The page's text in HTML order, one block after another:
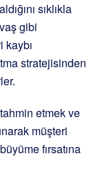
sıklıkla
gibi
stratejisinden
etmek ve
müşteri
fırsatına